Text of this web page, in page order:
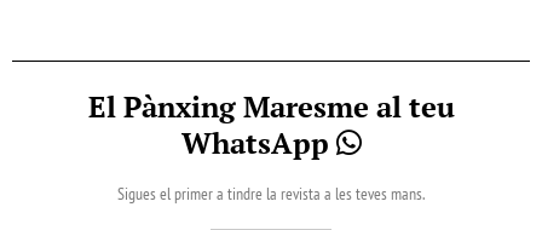
El Pànxing Maresme al teu
WhatsApp
Sigues el primer a tindre la revista a les teves mans.